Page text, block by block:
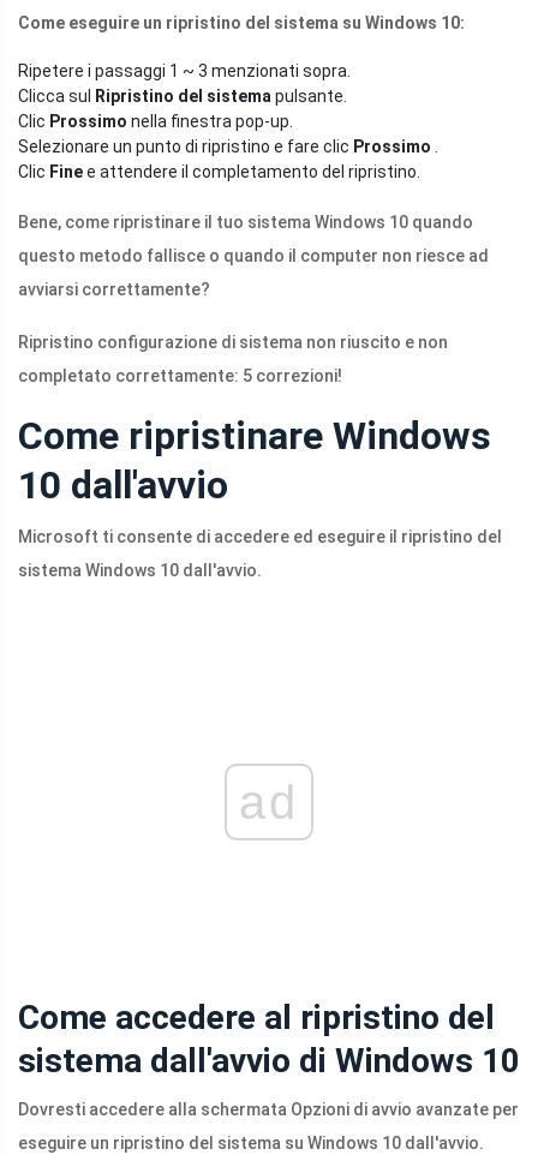
Come eseguire un ripristino del sistema su Windows 10:
Ripetere i passaggi 1 ~ 3 menzionati sopra.
Clicca sul
Ripristino del sistema pulsante.
Clic Prossimo nella finestra pop-up.
Selezionare un punto di ripristino e fare clic Prossimo
Clic Finee attendere il completamento del ripristino.
Bene, come ripristinare il tuo sistema Windows 10 quando
questo metodo fallisce o quando il computer non riesce ad
avviarsi correttamente?
Ripristino configurazione di sistema non riuscito e non
completato correttamente: 5 correzioni!
Come ripristinare Windows
10 dall'avvio
Microsoft ti consente di accedere ed eseguire il ripristino del
sistema Windows 10 dall'avvio.
ad
Come accedere al ripristino del
sistema dall'avvio di Windows 10
Dovresti accedere alla schermata Opzioni di avvio avanzate per
eseguire un ripristino del sistema su Windows 10 dall'avvio.